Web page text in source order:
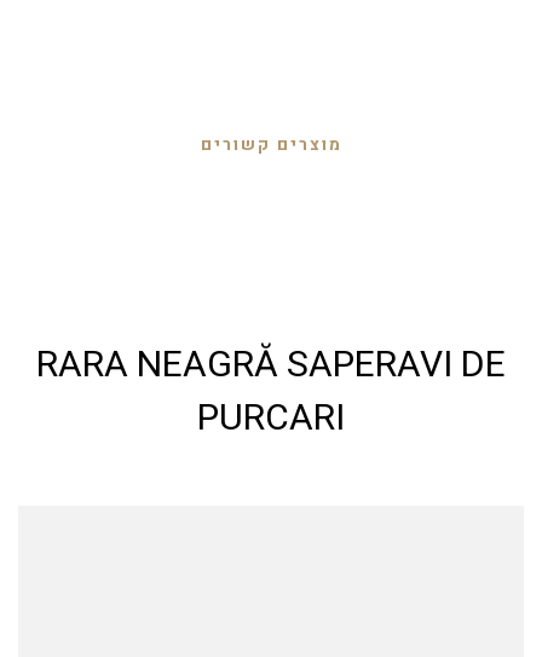
מוצרים קשורים
RARA NEAGRĂ SAPERAVI DE
PURCARI